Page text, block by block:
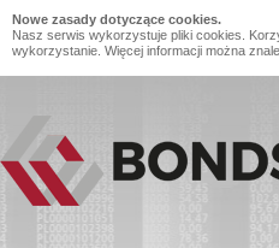
Nowe zasady dotyczące cookies.
Nasz serwis wykorzystuje pliki cookies.
wykorzystanie. Więcej informacji można